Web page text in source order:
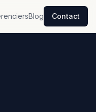
Blog Contact